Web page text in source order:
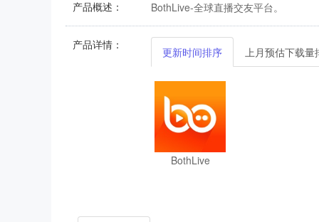
产品概述： BothLive-全球直播交友平台。
产品详情：
更新时间排序 上月预估下载量
BothLive